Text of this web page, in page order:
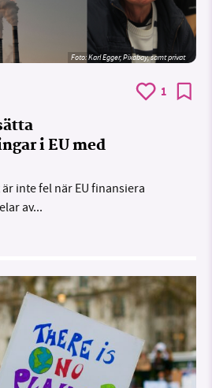
Foto:Karl Egger, Pixabay, samt privat
1
i EU med
är inte fel när EU finansiera
av...